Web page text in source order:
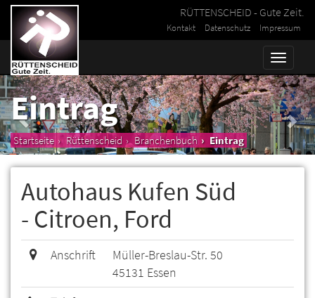
RÜTTENSCHEID - Gute Zeit.
Kontakt Datenschutz Impressum
Toggle
Eintrag
Startseite Rüttenscheid Branchenbuch Eintrag
Autohaus Kufen Süd
- Citroen, Ford
Anschrift
Müller-Breslau-Str. 50
45131 Essen